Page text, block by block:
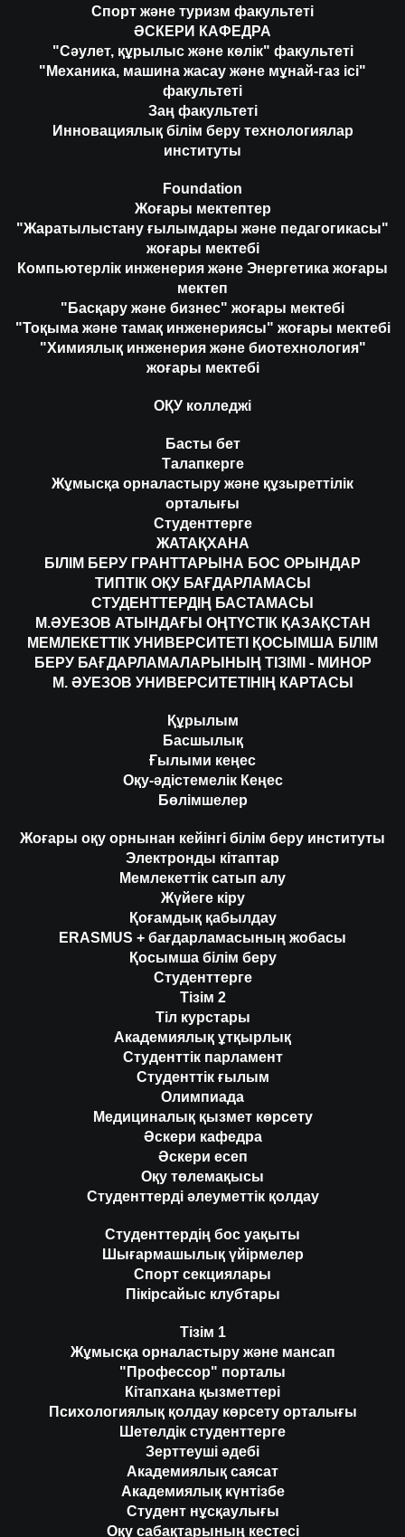
Спорт және туризм факультеті
ӘСКЕРИ КАФЕДРА
"Сәулет, құрылыс және көлік" факультеті
"Механика, машина жасау және мұнай-газ ісі"
факультеті
Заң факультеті
Инновациялық білім беру технологиялар
институты
Foundation
Жоғары мектептер
"Жаратылыстану ғылымдары және педагогикасы"
жоғары мектебі
Компьютерлік инженерия және Энергетика жоғары
мектеп
"Басқару және бизнес" жоғары мектебі
"Тоқыма және тамақ инженериясы" жоғары мектебі
"Химиялық инженерия және биотехнология"
жоғары мектебі
ОҚУ колледжі
Басты бет
Талапкерге
Жұмысқа орналастыру және құзыреттілік
орталығы
Студенттерге
ЖАТАҚХАНА
БІЛІМ БЕРУ ГРАНТТАРЫНА БОС ОРЫНДАР
ТИПТІК ОҚУ БАҒДАРЛАМАСЫ
СТУДЕНТТЕРДІҢ БАСТАМАСЫ
М.ӘУЕЗОВ АТЫНДАҒЫ ОҢТҮСТІК ҚАЗАҚСТАН
МЕМЛЕКЕТТІК УНИВЕРСИТЕТІ ҚОСЫМША БІЛІМ
БЕРУ БАҒДАРЛАМАЛАРЫНЫҢ ТІЗІМІ - МИНОР
М. ӘУЕЗОВ УНИВЕРСИТЕТІНІҢ КАРТАСЫ
Құрылым
Басшылық
Ғылыми кеңес
Оқу-әдістемелік Кеңес
Бөлімшелер
Жоғары оқу орнынан кейінгі білім беру институты
Электронды кітаптар
Мемлекеттік сатып алу
Жүйеге кіру
Қоғамдық қабылдау
ERASMUS + бағдарламасының жобасы
Қосымша білім беру
Студенттерге
Тізім 2
Тіл курстары
Академиялық ұтқырлық
Студенттік парламент
Студенттік ғылым
Олимпиада
Медициналық қызмет көрсету
Әскери кафедра
Әскери есеп
Оқу төлемақысы
Студенттерді әлеуметтік қолдау
Студенттердің бос уақыты
Шығармашылық үйірмелер
Спорт секциялары
Пікірсайыс клубтары
Тізім 1
Жұмысқа орналастыру және мансап
"Профессор" порталы
Кітапхана қызметтері
Психологиялық қолдау көрсету орталығы
Шетелдік студенттерге
Зерттеуші әдебі
Академиялық саясат
Академиялық күнтізбе
Студент нұсқаулығы
Оқу сабақтарының кестесі